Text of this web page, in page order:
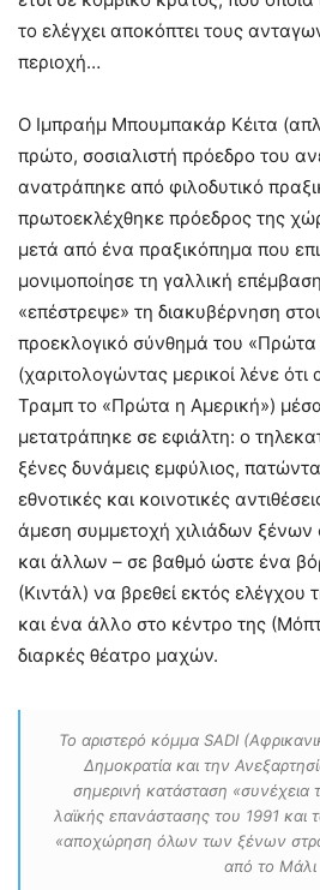
το ελέγχει αποκόπτει τους
περιοχή…
Ο Ιμπραήμ Μπουμπακάρ Κέιτα
πρώτο, σοσιαλιστή πρόεδρο του
ανατράπηκε από φιλοδυτικό
πρωτοεκλέχθηκε πρόεδρος της
μετά από ένα πραξικόπημα που
μονιμοποίησε τη γαλλική
«επέστρεψε» τη διακυβέρνηση
προεκλογικό σύνθημά του «Πρώτα
(χαριτολογώντας μερικοί λένε
Τραμπ το «Πρώτα η Αμερική»)
μετατράπηκε σε εφιάλτη: ο
ξένες δυνάμεις εμφύλιος,
εθνοτικές και κοινοτικές
άμεση συμμετοχή χιλιάδων
και άλλων – σε βαθμό ώστε ένα
(Κιντάλ) να βρεθεί εκτός ελέγχου
και ένα άλλο στο κέντρο της
διαρκές θέατρο μαχών.
Το αριστερό κόμμα SADI
Δημοκρατία και την
σημερινή κατάσταση
λαϊκής επανάστασης του 1991 και
«αποχώρηση όλων των ξένων
από το Μάλι